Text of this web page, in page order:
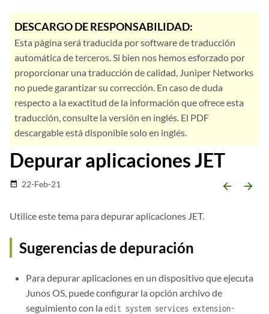
DESCARGO DE RESPONSABILIDAD:
Esta página será traducida por software de traducción
automática de terceros. Si bien nos hemos esforzado por
proporcionar una traducción de calidad, Juniper Networks
no puede garantizar su corrección. En caso de duda
respecto a la exactitud de la información que ofrece esta
traducción, consulte la versión en inglés. El PDF
descargable está disponible solo en inglés.
Depurar aplicaciones JET
date_range 22-Feb-21 arrow_backward arrow_forward
Utilice este tema para depurar aplicaciones JET.
Sugerencias de depuración
Para depurar aplicaciones en un dispositivo que ejecuta
Junos OS, puede configurar la opción archivo de
seguimiento con laedit system services extension-